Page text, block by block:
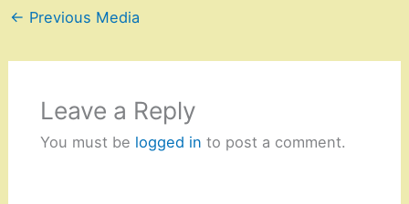
← Previous Media
Leave a Reply
You must be logged in to post a comment.